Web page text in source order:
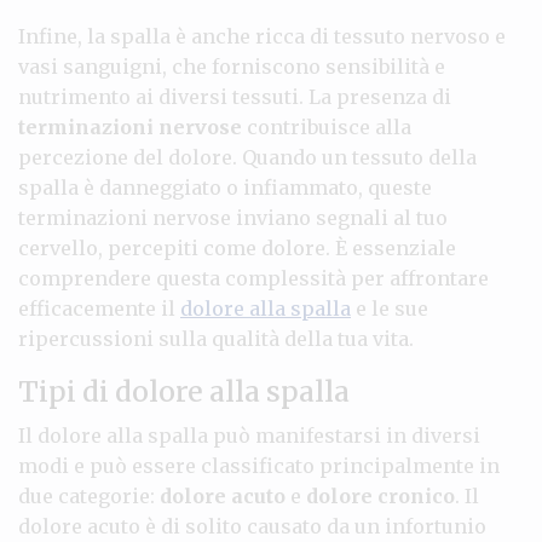
Infine, la spalla è anche ricca di tessuto nervoso e
vasi sanguigni, che forniscono sensibilità e
nutrimento ai diversi tessuti. La presenza di
terminazioni nervose contribuisce alla
percezione del dolore. Quando un tessuto della
spalla è danneggiato o infiammato, queste
terminazioni nervose inviano segnali al tuo
cervello, percepiti come dolore. È essenziale
comprendere questa complessità per affrontare
efficacemente il dolore alla spalla e le sue
ripercussioni sulla qualità della tua vita.
Tipi di dolore alla spalla
Il dolore alla spalla può manifestarsi in diversi
modi e può essere classificato principalmente in
due categorie: dolore acuto e dolore cronico. Il
dolore acuto è di solito causato da un infortunio